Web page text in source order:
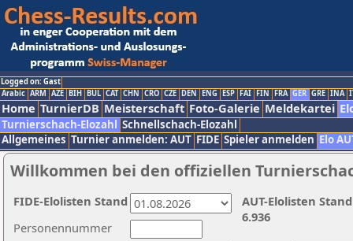
Logged on: Gast
Arabic ARM AZE BIH BUL CAT CHN CRO CZE DEN ENG ESP FAI FIN FRA GER GRE INA
Home TurnierDB Meisterschaft Foto-Galerie Meldekartei
Turnierschach-Elozahl Schnellschach-Elozahl
Allgemeines Turnier anmelden: AUT FIDE Spieler anmelden Elo
Willkommen bei den offiziellen
Personennummer
AUT-Elolisten
6.936
FIDE-Elolisten Stand